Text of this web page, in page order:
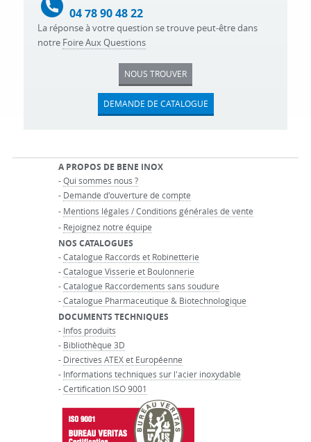
04 78 90 48 22
La réponse à votre question se trouve peut-être dans
notre Foire Aux Questions
NOUS TROUVER
DEMANDE DE CATALOGUE
A PROPOS DE BENE INOX
-Qui sommes nous ?
- Demande d'ouverture de compte
- Mentions légales / Conditions générales de vente
- Rejoignez notre équipe
NOS CATALOGUES
-Catalogue Raccords et Robinetterie
-Catalogue Visserie et Boulonnerie
-Catalogue Raccordements sans soudure
-Catalogue Pharmaceutique & Biotechnologique
DOCUMENTS TECHNIQUES
- Infos produits
- Bibliothèque 3D
- Directives ATEX et Européenne
- Informations techniques sur l'acier inoxydable
-Certification ISO 9001